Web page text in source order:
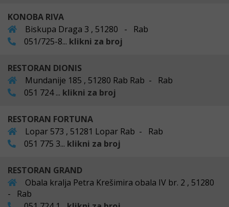
KONOBA RIVA
Biskupa Draga 3 , 51280 - Rab
051/725-8... klikni za broj
RESTORAN DIONIS
Mundanije 185 , 51280 Rab Rab - Rab
051 724 ... klikni za broj
RESTORAN FORTUNA
Lopar 573 , 51281 Lopar Rab - Rab
051 775 3... klikni za broj
RESTORAN GRAND
Obala kralja Petra Krešimira obala IV br. 2 , 51280
- Rab